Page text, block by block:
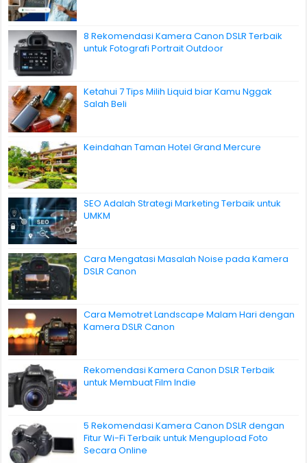
8 Rekomendasi Kamera Canon DSLR Terbaik
untuk Fotografi Portrait Outdoor
Ketahui 7 Tips Milih Liquid biar Kamu Nggak
Salah Beli
Keindahan Taman Hotel Grand Mercure
SEO Adalah Strategi Marketing Terbaik untuk
UMKM
Cara Mengatasi Masalah Noise pada Kamera
DSLR Canon
Cara Memotret Landscape Malam Hari dengan
Kamera DSLR Canon
Rekomendasi Kamera Canon DSLR Terbaik
untuk Membuat Film Indie
5 Rekomendasi Kamera Canon DSLR dengan
Fitur Wi-Fi Terbaik untuk Mengupload Foto
Secara Online